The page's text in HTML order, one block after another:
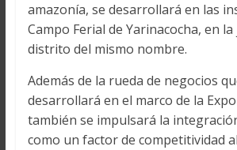
amazonía, se desarrollará en las
Campo Ferial de Yarinacocha, en
distrito del mismo nombre.
Además de la rueda de negocios
desarrollará en el marco de la
también se impulsará la
como un factor de competitividad